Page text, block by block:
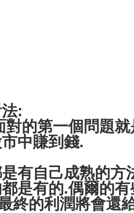
:
第一個問題就
中賺到錢.
有自己成熟的方
是有的.偶爾的
終的利潤將會還